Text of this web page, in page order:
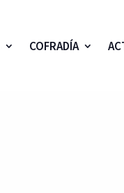
COFRADÍA